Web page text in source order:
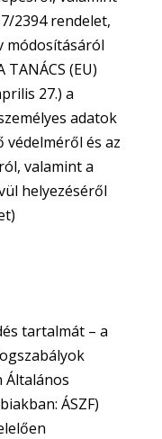
2394 rendelet,
módosításáról
TANÁCS (EU)
27.) a
adatok
és az
valamint a
helyezéséről
tartalmát – a
Általános
ÁSZF)